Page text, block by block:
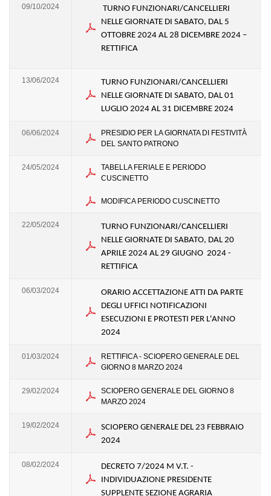
09/10/2024
TURNO FUNZIONARI/CANCELLIERI
NELLE GIORNATE DI SABATO, DAL 5
OTTOBRE 2024 AL 28 DICEMBRE 2024 –
RETTIFICA
13/06/2024
TURNO FUNZIONARI/CANCELLIERI
NELLE GIORNATE DI SABATO, DAL 01
LUGLIO 2024 AL 31 DICEMBRE 2024
06/06/2024
PRESIDIO PER LA GIORNATA DI FESTIVITÀ
DEL SANTO PATRONO
24/05/2024
TABELLA FERIALE E PERIODO
CUSCINETTO
MODIFICA PERIODO CUSCINETTO
22/05/2024
TURNO FUNZIONARI/CANCELLIERI
NELLE GIORNATE DI SABATO, DAL 20
APRILE 2024 AL 29 GIUGNO 2024 -
RETTIFICA
06/03/2024
ORARIO ACCETTAZIONE ATTI DA PARTE
DEGLI UFFICI NOTIFICAZIONI
ESECUZIONI E PROTESTI PER L'ANNO
2024
01/03/2024
RETTIFICA - SCIOPERO GENERALE DEL
GIORNO 8 MARZO 2024
29/02/2024
SCIOPERO GENERALE DEL GIORNO 8
MARZO 2024
19/02/2024
SCIOPERO GENERALE DEL 23 FEBBRAIO
2024
08/02/2024
DECRETO 7/2024 M V.T. -
INDIVIDUAZIONE PRESIDENTE
SUPPLENTE SEZIONE AGRARIA